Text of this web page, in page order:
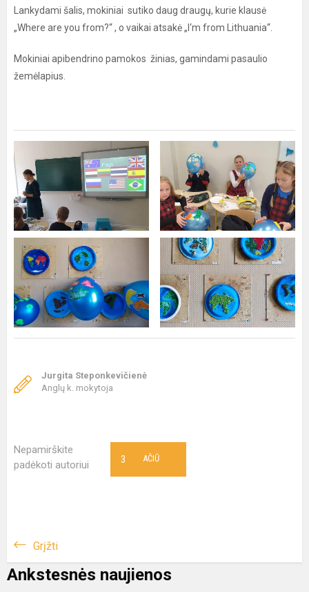
Lankydami šalis, mokiniai sutiko daug draugų, kurie klausė
„Where are you from?“ , o vaikai atsakė „I‘m from Lithuania“.
Mokiniai apibendrino pamokos žinias, gamindami pasaulio
žemėlapius.
Jurgita Steponkevičienė
Anglų k. mokytoja
Nepamirškite
padėkoti autoriui
AČIŪ
3
Grįžti
Ankstesnės naujienos